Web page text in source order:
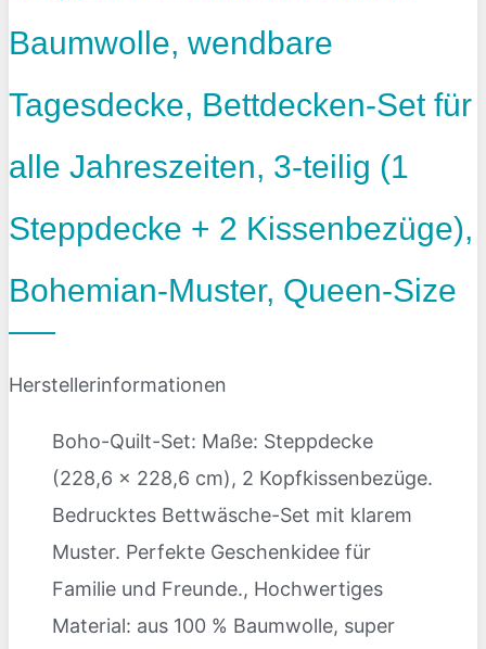
Baumwolle, wendbare
Tagesdecke, Bettdecken-Set für
alle Jahreszeiten, 3-teilig (1
Steppdecke + 2 Kissenbezüge),
Bohemian-Muster, Queen-Size
Herstellerinformationen
Boho-Quilt-Set: Maße: Steppdecke
(228,6 x 228,6 cm), 2 Kopfkissenbezüge.
Bedrucktes Bettwäsche-Set mit klarem
Muster. Perfekte Geschenkidee für
Familie und Freunde., Hochwertiges
Material: aus 100 % Baumwolle, super